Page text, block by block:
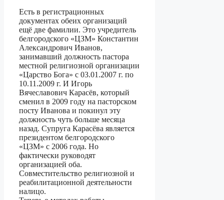
Есть в регистрационных
документах обеих организаций
ещё две фамилии. Это учредитель
белгородского «ЦЗМ» Константин
Александрович Иванов,
занимавший должность пастора
местной религиозной организации
«Царство Бога» с 03.01.2007 г. по
10.11.2009 г. И Игорь
Вячеславович Карасёв, который
сменил в 2009 году на пасторском
посту Иванова и покинул эту
должность чуть больше месяца
назад. Супруга Карасёва является
президентом белгородского
«ЦЗМ» с 2006 года. Но
фактически руководят
организацией оба.
Совместительство религиозной и
реабилитационной деятельности
налицо.